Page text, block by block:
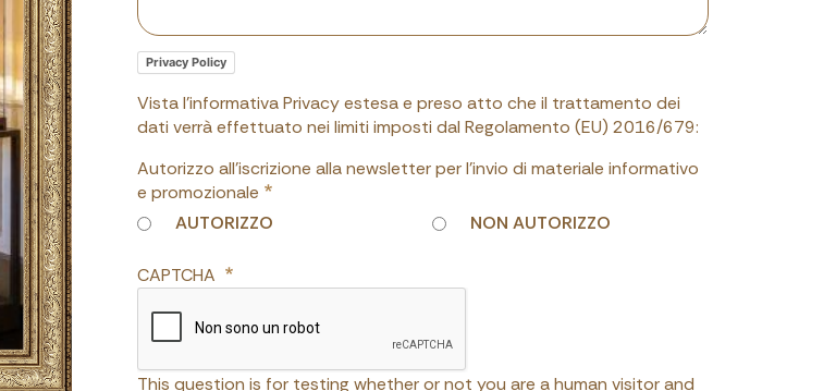
Privacy Policy
Vista l'informativa Privacy estesa e preso atto che il trattamento dei
dati verrà effettuato nei limiti imposti dal Regolamento (EU) 2016/679:
Autorizzo all'iscrizione alla newsletter per l'invio di materiale informativo
e promozionale
AUTORIZZO
NON AUTORIZZO
CAPTCHA
This question is for testing whether or not you are a human visitor and